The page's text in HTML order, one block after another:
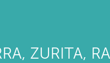
ZURITA,